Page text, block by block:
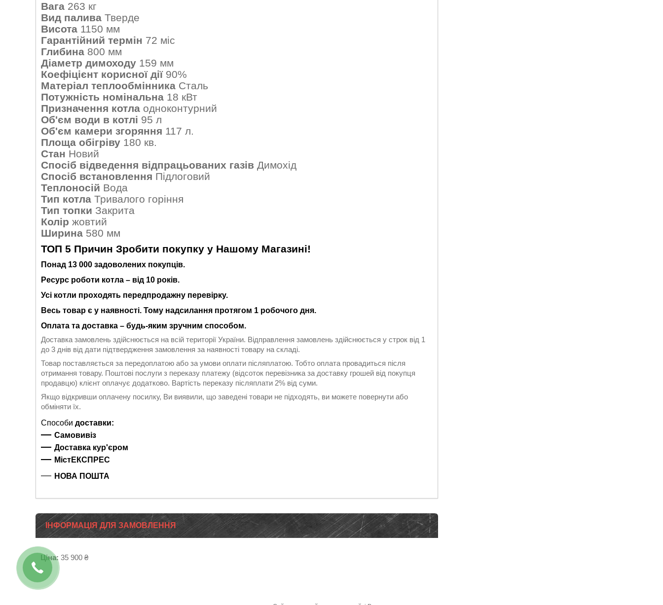
Вага 263 кг
Вид палива Тверде
Висота 1150 мм
Гарантійний термін 72 міс
Глибина 800 мм
Діаметр димоходу 159 мм
Коефіцієнт корисної дії 90%
Матеріал теплообмінника Сталь
Потужність номінальна 18 кВт
Призначення котла одноконтурний
Об'єм води в котлі 95 л
Об'єм камери згоряння 117 л.
Площа обігріву 180 кв.
Стан Новий
Спосіб відведення відпрацьованих газів Димохід
Спосіб встановлення Підлоговий
Теплоносій Вода
Тип котла Тривалого горіння
Тип топки Закрита
Колір жовтий
Ширина 580 мм
ТОП 5 Причин Зробити покупку у Нашому Магазині!
Понад 13 000 задоволених покупців.
Ресурс роботи котла – від 10 років.
Усі котли проходять передпродажну перевірку.
Весь товар є у наявності. Тому надсилання протягом 1 робочого дня.
Оплата та доставка – будь-яким зручним способом.
Доставка замовлень здійснюється на всій території України. Відправлення замовлень здійснюється у строк від 1
до 3 днів від дати підтвердження замовлення за наявності товару на складі.
Товар поставляється за передоплатою або за умови оплати післяплатою. Тобто оплата провадиться після
отримання товару. Поштові послуги з переказу платежу (відсоток перевізника за доставку грошей від покупця
продавцю) клієнт оплачує додатково. Вартість переказу післяплати 2% від суми.
Якщо відкривши оплачену посилку, Ви виявили, що заведені товари не підходять, ви можете повернути або
обміняти їх.
Способи доставки:
― Самовивіз
― Доставка кур'єром
― МістЕКСПРЕС
― НОВА ПОШТА
ІНФОРМАЦІЯ ДЛЯ ЗАМОВЛЕННЯ
Ціна: 35 900 ₴